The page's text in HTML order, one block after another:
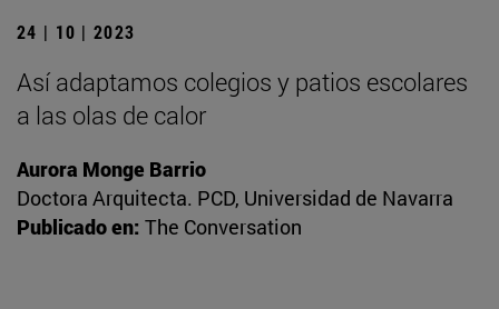
24 | 10 | 2023
Así adaptamos colegios y patios escolares
a las olas de calor
Aurora Monge Barrio
Doctora Arquitecta. PCD, Universidad de Navarra
Publicado en: The Conversation